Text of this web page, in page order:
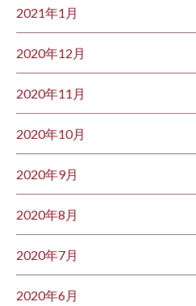
2021年1月
2020年12月
2020年11月
2020年10月
2020年9月
2020年8月
2020年7月
2020年6月